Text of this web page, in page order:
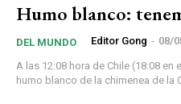
Humo blanco:
DEL MUNDO Editor Gong - 08/
A las 12:08 hora de Chile (18:08
humo blanco de la chimenea de la